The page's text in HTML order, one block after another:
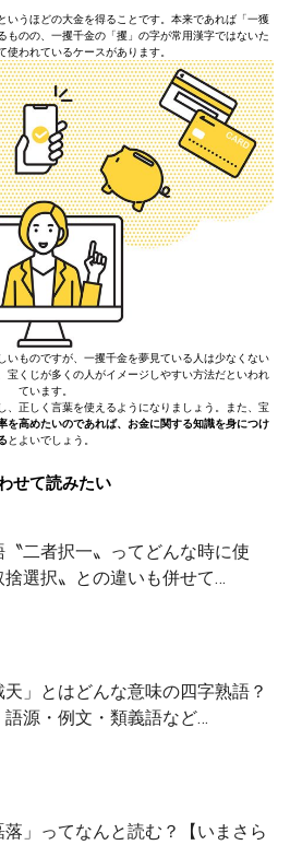
いうほどの大金を得ることです。本来であれば「一獲
ものの、一攫千金の「攫」の字が常用漢字ではないた
使われているケースがあります。
いものですが、一攫千金を夢見ている人は少なくない
宝くじが多くの人がイメージしやすい方法だといわれ
ています。
、正しく言葉を使えるようになりましょう。また、宝
を高めたいのであれば、お金に関する知識を身につけ
とよいでしょう。
せて読みたい
〝二者択一〟ってどんな時に使
捨選択〟との違いも併せて…
天」とはどんな意味の四字熟語？
語源・例文・類義語など…
落」ってなんと読む？【いまさら